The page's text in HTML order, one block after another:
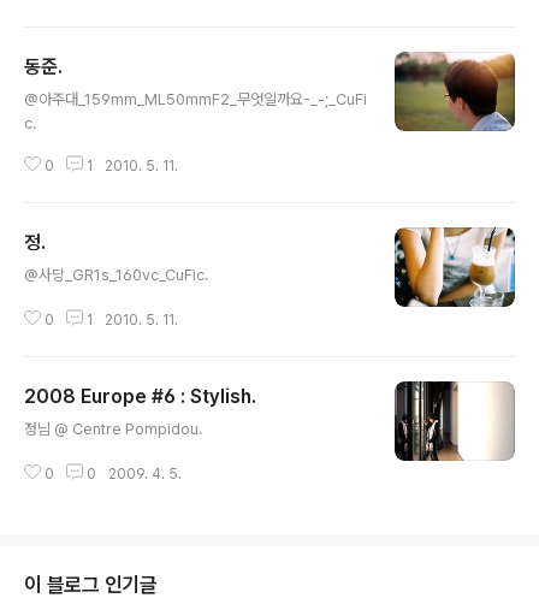
동준.
@아주대_159mm_ML50mmF2_무엇일까요-_-;_CuFi
c.
0 1 2010. 5. 11.
정.
@사당_GR1s_160vc_CuFic.
0 1 2010. 5. 11.
2008 Europe #6 : Stylish.
정님 @ Centre Pompidou.
0 0 2009. 4. 5.
이 블로그 인기글